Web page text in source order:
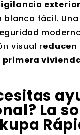
blanco fácil.
visual reducen
primera
La